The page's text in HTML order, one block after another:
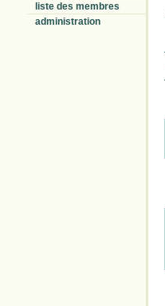
liste des membres
administration